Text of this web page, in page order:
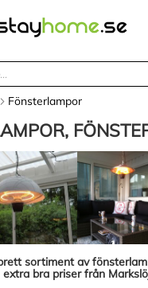
Fönsterlampor
sortiment av
bra priser från